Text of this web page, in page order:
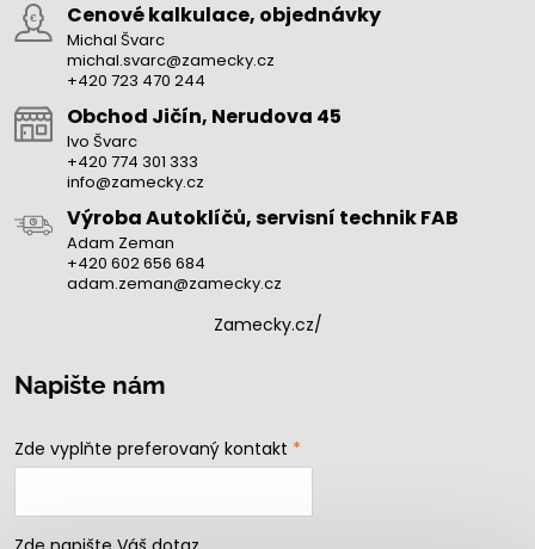
Cenové kalkulace, objednávky
Michal Švarc
michal.svarc@zamecky.cz
+420 723 470 244
Obchod Jičín, Nerudova 45
Ivo Švarc
+420 774 301 333
info@zamecky.cz
Výroba Autoklíčů, servisní technik FAB
Adam Zeman
+420 602 656 684
adam.zeman@zamecky.cz
Zamecky.cz/
Napište nám
Zde vyplňte preferovaný kontakt *